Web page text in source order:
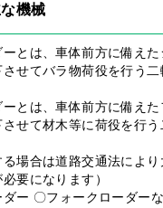
機械
とは、車体前方に備え
せてバラ物荷役を行う
とは、車体前方に備え
せて材木等に荷役を行う
る場合は道路交通法によ
要になります）
ー 〇フォークローダー